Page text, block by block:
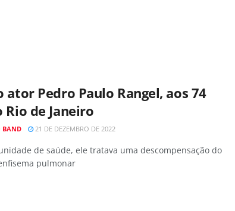
ator Pedro Paulo Rangel, aos 74
Rio de Janeiro
BAND 21 DE DEZEMBRO DE 2022
de saúde, ele tratava uma descompensação do
pulmonar